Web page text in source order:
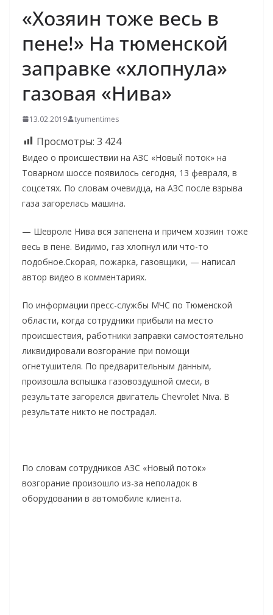
«Хозяин тоже весь в
пене!» На тюменской
заправке «хлопнула»
газовая «Нива»
13.02.2019 tyumentimes
Просмотры: 3 424
Видео о происшествии на АЗС «Новый поток» на
Товарном шоссе появилось сегодня, 13 февраля, в
соцсетях. По словам очевидца, на АЗС после взрыва
газа загорелась машина.
— Шевроле Нива вся запенена и причем хозяин тоже
весь в пене. Видимо, газ хлопнул или что-то
подобное.Скорая, пожарка, газовщики, — написал
автор видео в комментариях.
По информации пресс-службы МЧС по Тюменской
области, когда сотрудники прибыли на место
происшествия, работники заправки самостоятельно
ликвидировали возгорание при помощи
огнетушителя. По предварительным данным,
произошла вспышка газовоздушной смеси, в
результате загорелся двигатель Chevrolet Niva. В
результате никто не пострадал.
По словам сотрудников АЗС «Новый поток»
возгорание произошло из-за неполадок в
оборудовании в автомобиле клиента.